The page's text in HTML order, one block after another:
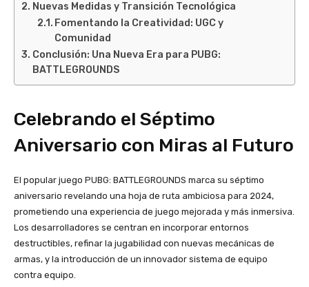
Nuevas Medidas y Transición Tecnológica
Fomentando la Creatividad: UGC y
Comunidad
Conclusión: Una Nueva Era para PUBG:
BATTLEGROUNDS
Celebrando el Séptimo
Aniversario con Miras al Futuro
El popular juego PUBG: BATTLEGROUNDS marca su séptimo
aniversario revelando una hoja de ruta ambiciosa para 2024,
prometiendo una experiencia de juego mejorada y más inmersiva.
Los desarrolladores se centran en incorporar entornos
destructibles, refinar la jugabilidad con nuevas mecánicas de
armas, y la introducción de un innovador sistema de equipo
contra equipo.